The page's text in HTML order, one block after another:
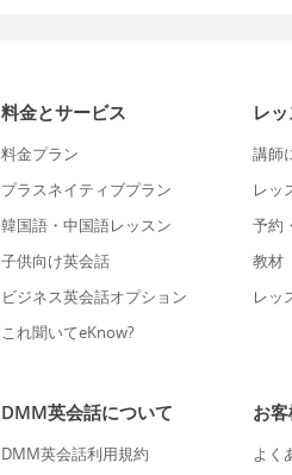
料金とサービス
料金プラン
プラスネイティブプラン
韓国語・中国語レッスン
子供向け英会話
ビジネス英会話オプション
これ聞いてeKnow?
レ
講師
レッ
予約
教材
レッ
DMM英会話について
DMM英会話利用規約
お
よく